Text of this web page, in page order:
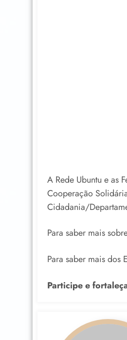
A Rede Ubuntu e as
Cooperação
Cidadania/
Para saber mais
Para saber mais dos
Participe e